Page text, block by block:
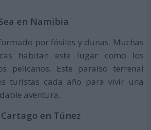
en Namibia
por fósiles y dunas. Muchas
habitan este lugar como los
pelícanos. Este paraíso terrenal
turistas cada año para vivir una
aventura.
en Túnez